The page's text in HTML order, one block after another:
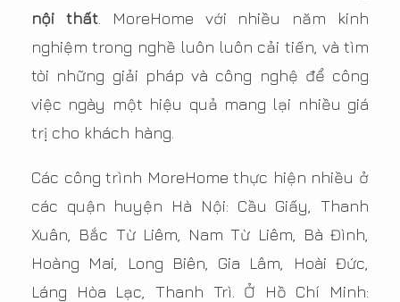
nội thất. MoreHome với nhiều năm kinh
nghiệm trong nghề luôn luôn cải tiến, và tìm
tòi những giải pháp và công nghệ để công
việc ngày một hiệu quả mang lại nhiều giá
trị cho khách hàng.
Các công trình MoreHome thực hiện nhiều ở
các quận huyện Hà Nội: Cầu Giấy, Thanh
Xuân, Bắc Từ Liêm, Nam Từ Liêm, Bà Đình,
Hoàng Mai, Long Biên, Gia Lâm, Hoài Đức,
Láng Hòa Lạc, Thanh Trì. Ở Hồ Chí Minh: